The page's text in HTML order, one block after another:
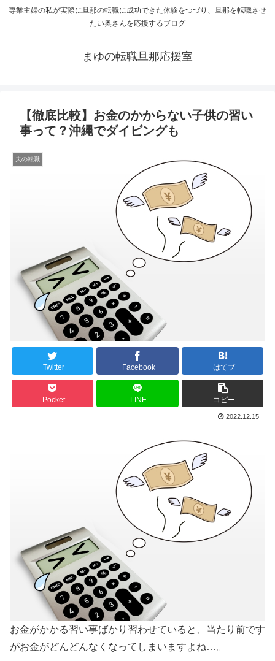
専業主婦の私が実際に旦那の転職に成功できた体験をつづり、旦那を転職させ
たい奥さんを応援するブログ
まゆの転職旦那応援室
【徹底比較】お金のかからない子供の習い
事って？沖縄でダイビングも
夫の転職
Twitter Facebook はてブ
Pocket LINE コピー
2022.12.15
お金がかかる習い事ばかり習わせていると、当たり前です
がお金がどんどんなくなってしまいますよね…。